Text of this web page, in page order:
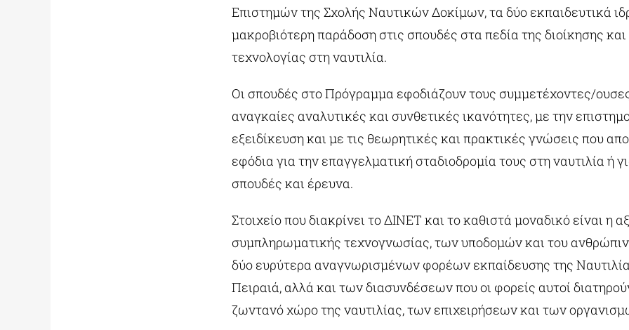
Επιστημών της Σχολής Ναυτικών Δοκίμων, τα δύο εκπαιδευτικά
μακροβιότερη παράδοση στις σπουδές στα πεδία της διοίκησης και
τεχνολογίας στη ναυτιλία.
Οι σπουδές στο Πρόγραμμα εφοδιάζουν τους συμμετέχοντες/
αναγκαίες αναλυτικές και συνθετικές ικανότητες, με την
εξειδίκευση και με τις θεωρητικές και πρακτικές γνώσεις που
εφόδια για την επαγγελματική σταδιοδρομία τους στη ναυτιλία ή
σπουδές και έρευνα.
Στοιχείο που διακρίνει το ΔΙΝΕΤ και το καθιστά μοναδικό είναι η
συμπληρωματικής τεχνογνωσίας, των υποδομών και του
δύο ευρύτερα αναγνωρισμένων φορέων εκπαίδευσης της
Πειραιά, αλλά και των διασυνδέσεων που οι φορείς αυτοί
ζωντανό χώρο της ναυτιλίας, των επιχειρήσεων και των